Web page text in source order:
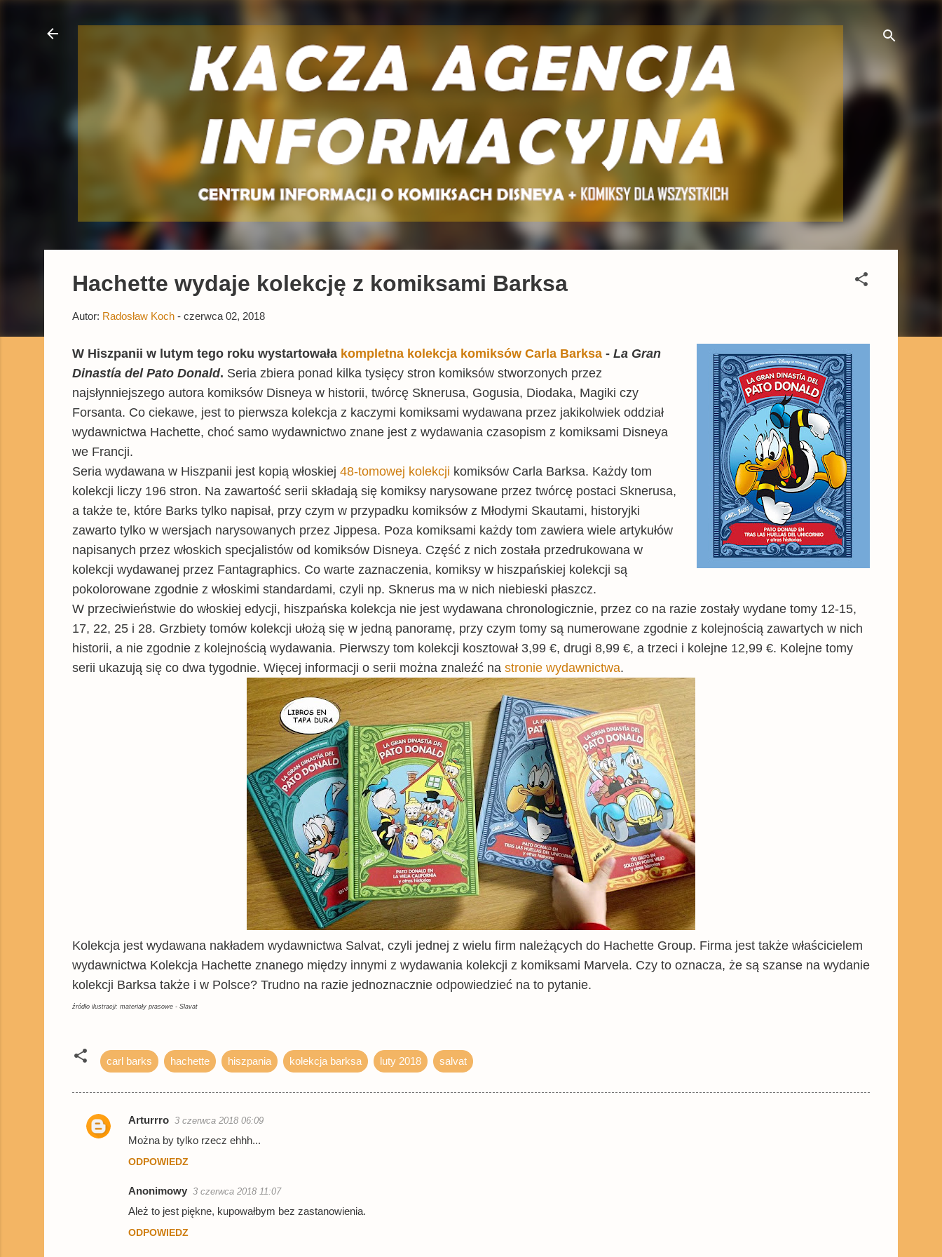
Hachette wydaje kolekcję z komiksami Barksa
Autor: Radosław Koch - czerwca 02, 2018
W Hiszpanii w lutym tego roku wystartowała kompletna kolekcja komiksów Carla Barksa - La Gran
Dinastía del Pato Donald. Seria zbiera ponad kilka tysięcy stron komiksów stworzonych przez
najsłynniejszego autora komiksów Disneya w historii, twórcę Sknerusa, Gogusia, Diodaka, Magiki czy
Forsanta. Co ciekawe, jest to pierwsza kolekcja z kaczymi komiksami wydawana przez jakikolwiek oddział
wydawnictwa Hachette, choć samo wydawnictwo znane jest z wydawania czasopism z komiksami Disneya
we Francji.
Seria wydawana w Hiszpanii jest kopią włoskiej 48-tomowej kolekcji komiksów Carla Barksa. Każdy tom
kolekcji liczy 196 stron. Na zawartość serii składają się komiksy narysowane przez twórcę postaci Sknerusa,
a także te, które Barks tylko napisał, przy czym w przypadku komiksów z Młodymi Skautami, historyjki
zawarto tylko w wersjach narysowanych przez Jippesa. Poza komiksami każdy tom zawiera wiele artykułów
napisanych przez włoskich specjalistów od komiksów Disneya. Część z nich została przedrukowana w
kolekcji wydawanej przez Fantagraphics. Co warte zaznaczenia, komiksy w hiszpańskiej kolekcji są
pokolorowane zgodnie z włoskimi standardami, czyli np. Sknerus ma w nich niebieski płaszcz.
W przeciwieństwie do włoskiej edycji, hiszpańska kolekcja nie jest wydawana chronologicznie, przez co na razie zostały wydane tomy 12-15,
17, 22, 25 i 28. Grzbiety tomów kolekcji ułożą się w jedną panoramę, przy czym tomy są numerowane zgodnie z kolejnością zawartych w nich
historii, a nie zgodnie z kolejnością wydawania. Pierwszy tom kolekcji kosztował 3,99 €, drugi 8,99 €, a trzeci i kolejne 12,99 €. Kolejne tomy
serii ukazują się co dwa tygodnie. Więcej informacji o serii można znaleźć na stronie wydawnictwa.
Kolekcja jest wydawana nakładem wydawnictwa Salvat, czyli jednej z wielu firm należących do Hachette Group. Firma jest także właścicielem
wydawnictwa Kolekcja Hachette znanego między innymi z wydawania kolekcji z komiksami Marvela. Czy to oznacza, że są szanse na wydanie
kolekcji Barksa także i w Polsce? Trudno na razie jednoznacznie odpowiedzieć na to pytanie.
źródło ilustracji: materiały prasowe - Slavat
carl barks hachette hiszpania kolekcja barksa luty 2018 salvat
K
Arturrro 3 czerwca 2018 06:09
Można by tylko rzecz ehhh...
ODPOWIEDZ
Anonimowy 3 czerwca 2018 11:07
Ależ to jest piękne, kupowałbym bez zastanowienia.
ODPOWIEDZ